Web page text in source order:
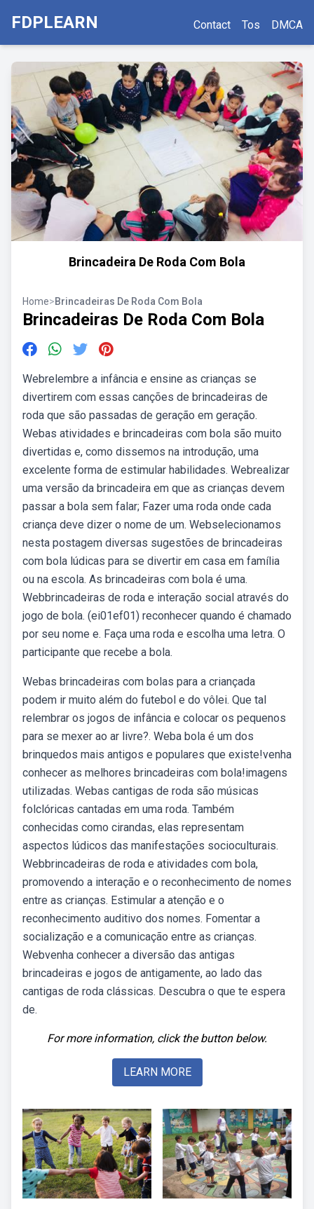
FDPLEARN Contact Tos DMCA
Brincadeira De Roda Com Bola
Home>Brincadeiras De Roda Com Bola
Brincadeiras De Roda Com Bola
Webrelembre a infância e ensine as crianças se
divertirem com essas canções de brincadeiras de
roda que são passadas de geração em geração.
Webas atividades e brincadeiras com bola são muito
divertidas e, como dissemos na introdução, uma
excelente forma de estimular habilidades. Webrealizar
uma versão da brincadeira em que as crianças devem
passar a bola sem falar; Fazer uma roda onde cada
criança deve dizer o nome de um. Webselecionamos
nesta postagem diversas sugestões de brincadeiras
com bola lúdicas para se divertir em casa em família
ou na escola. As brincadeiras com bola é uma.
Webbrincadeiras de roda e interação social através do
jogo de bola. (ei01ef01) reconhecer quando é chamado
por seu nome e. Faça uma roda e escolha uma letra. O
participante que recebe a bola.
Webas brincadeiras com bolas para a criançada
podem ir muito além do futebol e do vôlei. Que tal
relembrar os jogos de infância e colocar os pequenos
para se mexer ao ar livre?. Weba bola é um dos
brinquedos mais antigos e populares que existe!venha
conhecer as melhores brincadeiras com bola!imagens
utilizadas. Webas cantigas de roda são músicas
folclóricas cantadas em uma roda. Também
conhecidas como cirandas, elas representam
aspectos lúdicos das manifestações socioculturais.
Webbrincadeiras de roda e atividades com bola,
promovendo a interação e o reconhecimento de nomes
entre as crianças. Estimular a atenção e o
reconhecimento auditivo dos nomes. Fomentar a
socialização e a comunicação entre as crianças.
Webvenha conhecer a diversão das antigas
brincadeiras e jogos de antigamente, ao lado das
cantigas de roda clássicas. Descubra o que te espera
de.
For more information, click the button below.
LEARN MORE